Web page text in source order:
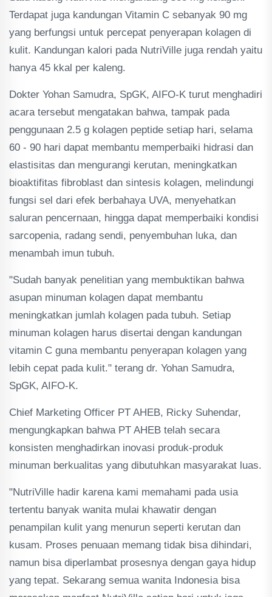
Terdapat juga kandungan Vitamin C sebanyak 90 mg
yang berfungsi untuk percepat penyerapan kolagen di
kulit. Kandungan kalori pada NutriVille juga rendah yaitu
hanya 45 kkal per kaleng.
Dokter Yohan Samudra, SpGK, AIFO-K turut menghadiri
acara tersebut mengatakan bahwa, tampak pada
penggunaan 2.5 g kolagen peptide setiap hari, selama
60 - 90 hari dapat membantu memperbaiki hidrasi dan
elastisitas dan mengurangi kerutan, meningkatkan
bioaktifitas fibroblast dan sintesis kolagen, melindungi
fungsi sel dari efek berbahaya UVA, menyehatkan
saluran pencernaan, hingga dapat memperbaiki kondisi
sarcopenia, radang sendi, penyembuhan luka, dan
menambah imun tubuh.
"Sudah banyak penelitian yang membuktikan bahwa
asupan minuman kolagen dapat membantu
meningkatkan jumlah kolagen pada tubuh. Setiap
minuman kolagen harus disertai dengan kandungan
vitamin C guna membantu penyerapan kolagen yang
lebih cepat pada kulit." terang dr. Yohan Samudra,
SpGK, AIFO-K.
Chief Marketing Officer PT AHEB, Ricky Suhendar,
mengungkapkan bahwa PT AHEB telah secara
konsisten menghadirkan inovasi produk-produk
minuman berkualitas yang dibutuhkan masyarakat luas.
"NutriVille hadir karena kami memahami pada usia
tertentu banyak wanita mulai khawatir dengan
penampilan kulit yang menurun seperti kerutan dan
kusam. Proses penuaan memang tidak bisa dihindari,
namun bisa diperlambat prosesnya dengan gaya hidup
yang tepat. Sekarang semua wanita Indonesia bisa